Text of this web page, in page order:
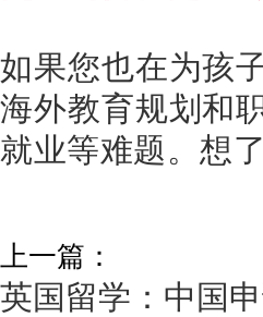
如果您也在为孩
海外教育规划和
就业等难题。想
上一篇：
英国留学：中国